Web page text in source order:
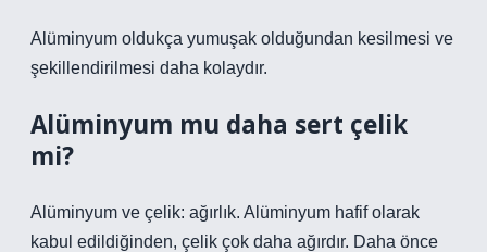
Alüminyum oldukça yumuşak olduğundan kesilmesi ve
şekillendirilmesi daha kolaydır.
Alüminyum mu daha sert çelik
mi?
Alüminyum ve çelik: ağırlık. Alüminyum hafif olarak
kabul edildiğinden, çelik çok daha ağırdır. Daha önce